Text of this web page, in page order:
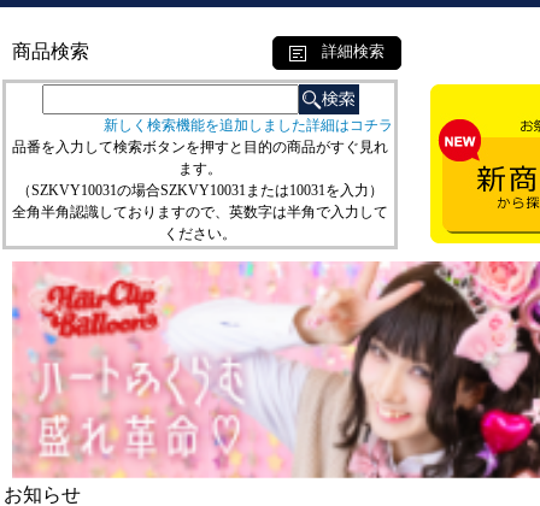
商品検索 詳細検索
新しく検索機能を追加しました詳細はコチラ
品番を入力して検索ボタンを押すと目的の商品がすぐ見れ
ます。
（SZKVY10031の場合SZKVY10031または10031を入力）
全角半角認識しておりますので、英数字は半角で入力して
ください。
お知らせ